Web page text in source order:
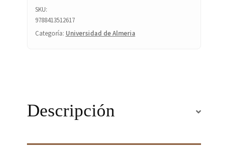
SKU:
9788413512617
Categoría: Universidad de Almeria
Descripción